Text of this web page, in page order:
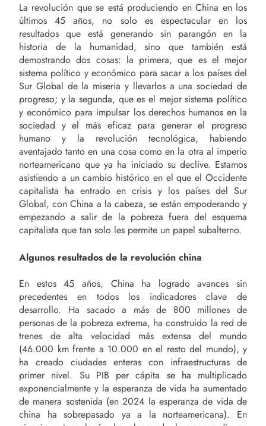
La revolución que se está produciendo en China en los
últimos 45 años, no solo es espectacular en los
resultados que está generando sin parangón en la
historia de la humanidad, sino que también está
demostrando dos cosas: la primera, que es el mejor
sistema político y económico para sacar a los países del
Sur Global de la miseria y llevarlos a una sociedad de
progreso; y la segunda, que es el mejor sistema político
y económico para impulsar los derechos humanos en la
sociedad y el más eficaz para generar el progreso
humano y la revolución tecnológica, habiendo
aventajado tanto en una cosa como en la otra al imperio
norteamericano que ya ha iniciado su declive. Estamos
asistiendo a un cambio histórico en el que el Occidente
capitalista ha entrado en crisis y los países del Sur
Global, con China a la cabeza, se están empoderando y
empezando a salir de la pobreza fuera del esquema
capitalista que tan solo les permite un papel subalterno.
Algunos resultados de la revolución china
En estos 45 años, China ha logrado avances sin
precedentes en todos los indicadores clave de
desarrollo. Ha sacado a más de 800 millones de
personas de la pobreza extrema, ha construido la red de
trenes de alta velocidad más extensa del mundo
(46.000 km frente a 10.000 en el resto del mundo), y
ha creado ciudades enteras con infraestructuras de
primer nivel. Su PIB per cápita se ha multiplicado
exponencialmente y la esperanza de vida ha aumentado
de manera sostenida (en 2024 la esperanza de vida de
china ha sobrepasado ya a la norteamericana). En